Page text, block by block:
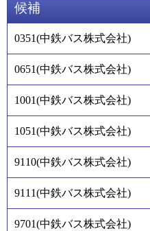
候補
0351(中鉄バス株式会社)
0651(中鉄バス株式会社)
1001(中鉄バス株式会社)
1051(中鉄バス株式会社)
9110(中鉄バス株式会社)
9111(中鉄バス株式会社)
9701(中鉄バス株式会社)